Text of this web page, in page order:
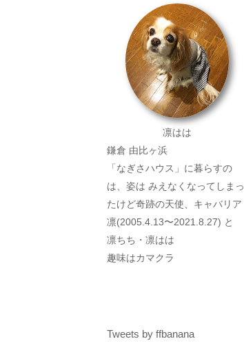
凛はは
鎌倉 由比ヶ浜
「なぎさハウス」に暮らすの
は、姿は みえなくなってしまっ
たけど奇跡の天使、キャバリア
凛(2005.4.13〜2021.8.27) と
凛ちち・凛はは
趣味はカマクラ
Tweets by ffbanana